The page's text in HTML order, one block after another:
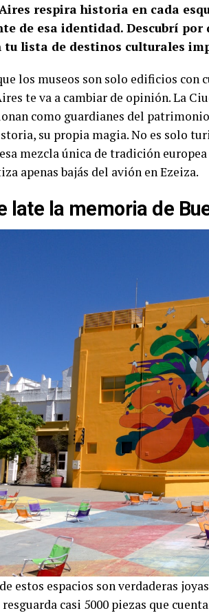
respira historia en cada
de esa identidad. Descubrí por
tu lista de destinos culturales
los museos son solo edificios con
te va a cambiar de opinión. La
como guardianes del
su propia magia. No es solo
mezcla única de tradición
apenas bajás del avión en Ezeiza.
late la memoria de
estos espacios son verdaderas
casi 5000 piezas que